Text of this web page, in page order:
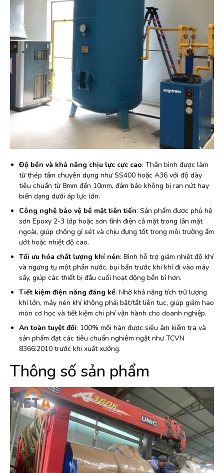
Độ bền và khả năng chịu lực cực cao: Thân bình được làm
từ thép tấm chuyên dụng như SS400 hoặc A36 với độ dày
tiêu chuẩn từ 8mm đến 10mm, đảm bảo không bị rạn nứt hay
biến dạng dưới áp lực lớn.
Công nghệ bảo vệ bề mặt tiên tiến: Sản phẩm được phủ hệ
sơn Epoxy 2-3 lớp hoặc sơn tĩnh điện cả mặt trong lẫn mặt
ngoài, giúp chống gỉ sét và chịu đựng tốt trong môi trường ẩm
ướt hoặc nhiệt độ cao.
Tối ưu hóa chất lượng khí nén: Bình hỗ trợ giảm nhiệt độ khí
và ngưng tụ một phần nước, bụi bẩn trước khi khí đi vào máy
sấy, giúp các thiết bị đầu cuối hoạt động bền bỉ hơn.
Tiết kiệm điện năng đáng kể: Nhờ khả năng tích trữ lượng
khí lớn, máy nén khí không phải bật/tắt liên tục, giúp giảm hao
mòn cơ học và tiết kiệm chi phí vận hành cho doanh nghiệp.
An toàn tuyệt đối: 100% mối hàn được siêu âm kiểm tra và
sản phẩm đạt các tiêu chuẩn nghiêm ngặt như TCVN
8366:2010 trước khi xuất xưởng.
Thông số sản phẩm